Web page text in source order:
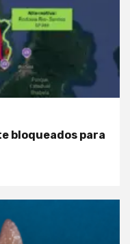
bloqueados para